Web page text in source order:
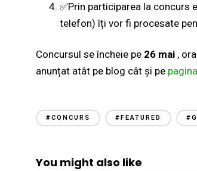
✅Prin participarea la concurs
telefon) îți vor fi procesate
Concursul se încheie pe 26 mai ,
anunțat atât pe blog cât și pe
#CONCURS #FEATURED
You might also like